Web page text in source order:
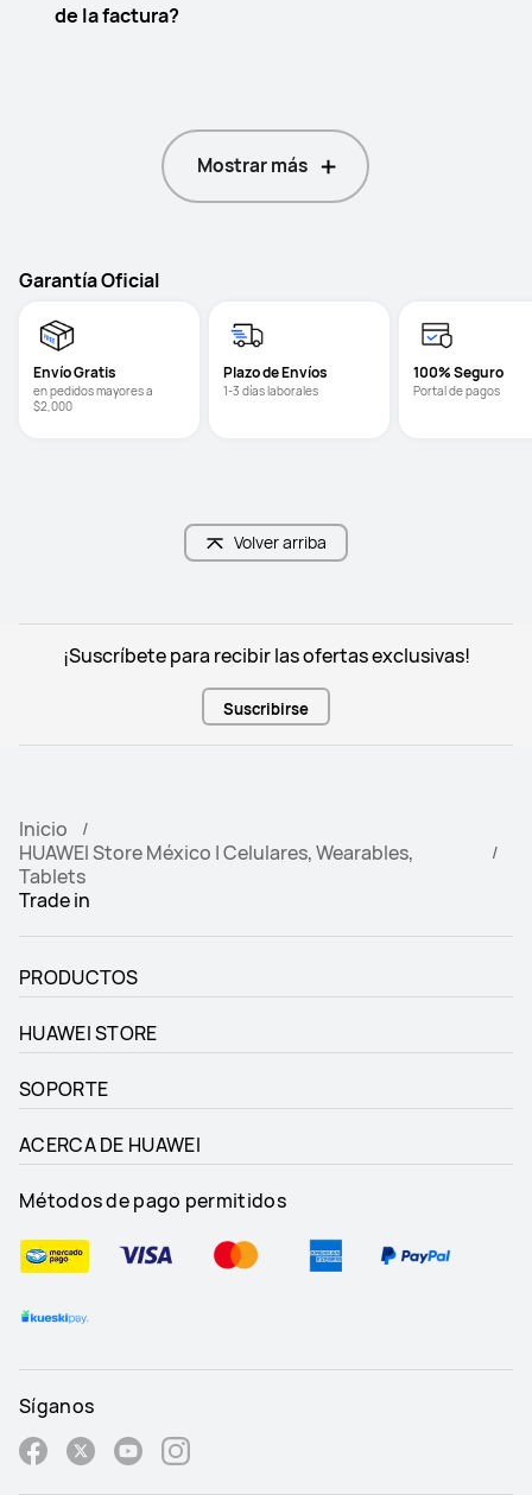
de la factura?
Mostrar más
Garantía Oficial
Envío Gratis
en pedidos mayores a
$2,000
Plazo de Envíos
1-3 días laborales
100% Seguro
Portal de pagos
Volver arriba
¡Suscríbete para recibir las ofertas exclusivas!
Suscribirse
Inicio
HUAWEI Store México | Celulares, Wearables,
Tablets
Trade in
PRODUCTOS
HUAWEI STORE
SOPORTE
ACERCA DE HUAWEI
Métodos de pago permitidos
Síganos